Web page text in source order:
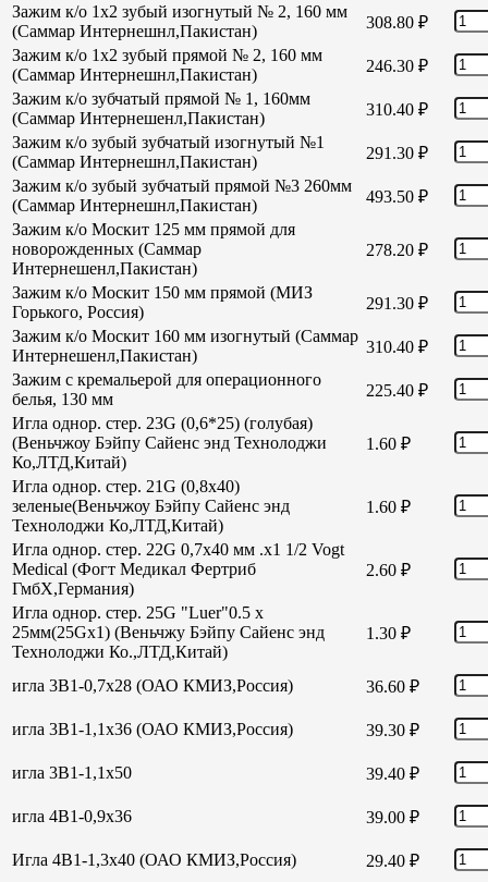
Зажим к/о 1х2 зубый изогнутый № 2, 160 мм
(Саммар Интернешнл,Пакистан)
308.80 ₽
Зажим к/о 1х2 зубый прямой № 2, 160 мм
(Саммар Интернешнл,Пакистан)
246.30 ₽
Зажим к/о зубчатый прямой № 1, 160мм
(Саммар Интернешенл,Пакистан)
310.40 ₽
Зажим к/о зубый зубчатый изогнутый №1
(Саммар Интернешнл,Пакистан)
291.30 ₽
Зажим к/о зубый зубчатый прямой №3 260мм
(Саммар Интернешнл,Пакистан)
493.50 ₽
Зажим к/о Москит 125 мм прямой для
новорожденных (Саммар
Интернешенл,Пакистан)
278.20 ₽
Зажим к/о Москит 150 мм прямой (МИЗ
Горького, Россия)
291.30 ₽
Зажим к/о Москит 160 мм изогнутый (Саммар
Интернешенл,Пакистан)
310.40 ₽
Зажим с кремальерой для операционного
белья, 130 мм
225.40 ₽
Игла однор. стер. 23G (0,6*25) (голубая)
(Веньчжоу Бэйпу Сайенс энд Технолоджи
Ко,ЛТД,Китай)
1.60 ₽
Игла однор. стер. 21G (0,8х40)
зеленые(Веньчжоу Бэйпу Сайенс энд
Технолоджи Ко,ЛТД,Китай)
1.60 ₽
Игла однор. стер. 22G 0,7х40 мм .х1 1/2 Vogt
Medical (Фогт Медикал Фертриб
ГмбХ,Германия)
2.60 ₽
Игла однор. стер. 25G "Luer"0.5 х
25мм(25Gх1) (Веньчжу Бэйпу Сайенс энд
Технолоджи Ко.,ЛТД,Китай)
1.30 ₽
игла 3В1-0,7х28 (ОАО КМИЗ,Россия) 36.60 ₽
игла 3В1-1,1х36 (ОАО КМИЗ,Россия) 39.30 ₽
игла 3В1-1,1х50 39.40 ₽
игла 4В1-0,9х36 39.00 ₽
Игла 4В1-1,3х40 (ОАО КМИЗ,Россия) 29.40 ₽